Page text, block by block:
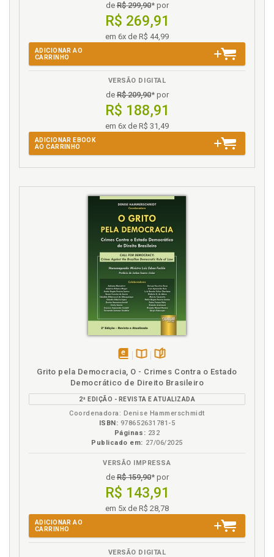
deR$ 299,90* por
R$ 269,91
em 6x de R$ 44,99
ADICIONAR AO
CARRINHO
VERSÃO DIGITAL
deR$ 209,90* por
R$ 188,91
em 6x de R$ 31,49
ADICIONAR EBOOK
AO CARRINHO
em
na
Grito pela Democracia, O - Crimes Contra o Estado
Democrático de Direito Brasileiro
2ª EDIÇÃO - REVISTA E ATUALIZADA
Coordenadora: Denise Hammerschmidt
ISBN: 978652631781-5
Páginas: 232
Publicado em: 27/06/2025
VERSÃO IMPRESSA
deR$ 159,90* por
R$ 143,91
em 5x de R$ 28,78
ADICIONAR AO
CARRINHO
VERSÃO DIGITAL